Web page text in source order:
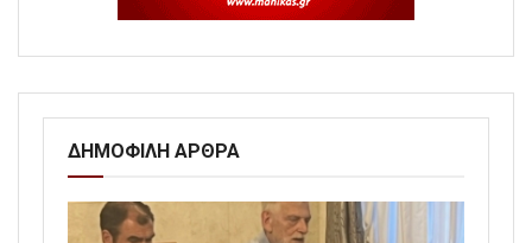
ΔΗΜΟΦΙΛΗ ΑΡΘΡΑ